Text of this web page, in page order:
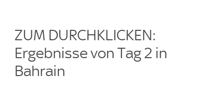
ZUM DURCHKLICKEN:
Ergebnisse von Tag 2 in
Bahrain